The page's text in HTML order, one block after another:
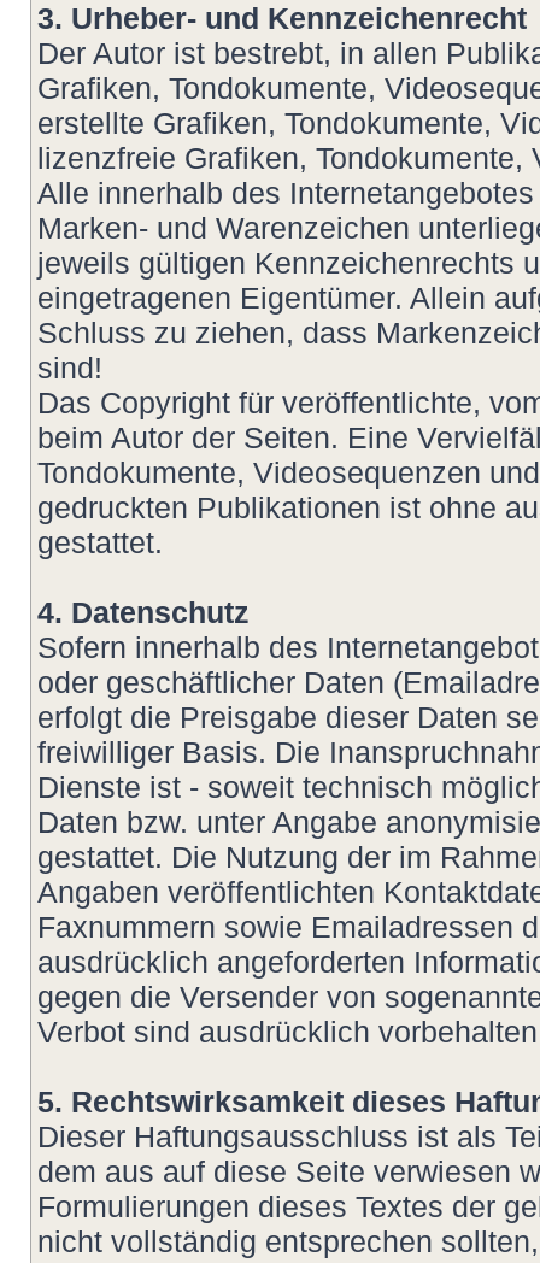
3. Urheber- und Kennzeichenrecht
Der Autor ist bestrebt, in allen
Grafiken, Tondokumente,
erstellte Grafiken, Tondokumente,
lizenzfreie Grafiken,
Alle innerhalb des
Marken- und Warenzeichen
jeweils gültigen Kennzeichenrechts
eingetragenen Eigentümer. Allein
Schluss zu ziehen, dass
sind!
Das Copyright für veröffentlichte,
beim Autor der Seiten. Eine
Tondokumente, Videosequenzen
gedruckten Publikationen ist ohne
gestattet.
4. Datenschutz
Sofern innerhalb des
oder geschäftlicher Daten
erfolgt die Preisgabe dieser Daten
freiwilliger Basis. Die
Dienste ist - soweit technisch
Daten bzw. unter Angabe
gestattet. Die Nutzung der im
Angaben veröffentlichten
Faxnummern sowie Emailadressen
ausdrücklich angeforderten
gegen die Versender von
Verbot sind ausdrücklich
5. Rechtswirksamkeit dieses
Dieser Haftungsausschluss ist als
dem aus auf diese Seite verwiesen
Formulierungen dieses Textes der
nicht vollständig entsprechen